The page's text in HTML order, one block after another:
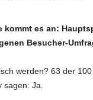
kommt es an:
Besucher-
werden? 63 der
Ja.